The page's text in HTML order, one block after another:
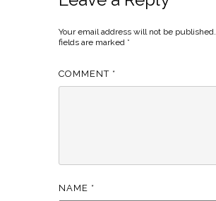
Your email address will not be published.
fields are marked *
COMMENT *
NAME *